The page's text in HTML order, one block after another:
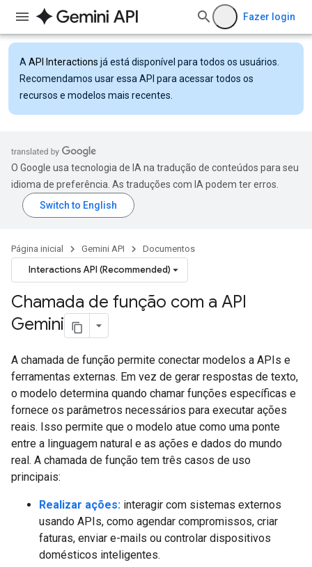
Fazer login
A API Interactions já está disponível para todos os usuários.
Recomendamos usar essa API para acessar todos os
recursos e modelos mais recentes.
O Google usa tecnologia de IA na tradução de conteúdos para seu
idioma de preferência. As traduções com IA podem ter erros.
Página inicial Gemini API Documentos
Interactions API (Recommended)
Chamada de função com a API
Gemini
A chamada de função permite conectar modelos a APIs e
ferramentas externas. Em vez de gerar respostas de texto,
o modelo determina quando chamar funções específicas e
fornece os parâmetros necessários para executar ações
reais. Isso permite que o modelo atue como uma ponte
entre a linguagem natural e as ações e dados do mundo
real. A chamada de função tem três casos de uso
principais:
Realizar ações: interagir com sistemas externos
usando APIs, como agendar compromissos, criar
faturas, enviar e-mails ou controlar dispositivos
domésticos inteligentes.